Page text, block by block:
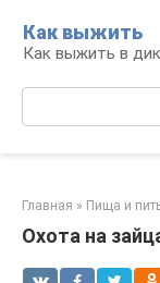
контенту
Как выжить
Как выжить в
Главная » Пища и
Охота на